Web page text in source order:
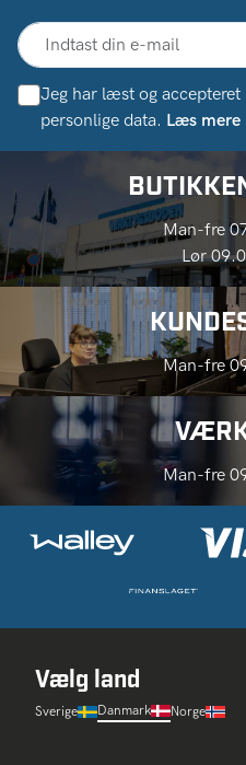
Jeg har læst og
personlige data. Læs mere
Man-fre
Lør
Man-fre
Man-fre
Vælg land
Sverige Danmark Norge